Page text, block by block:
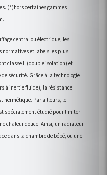
(*)hors certaines gammes
central ou électrique, les
normatives et labels les plus
classe II (double isolation) et
sécurité. Grâce à la technologie
à inertie fluide), la résistance
hermétique. Par ailleurs, le
spécialement étudié pour limiter
chaleur douce. Ainsi, un radiateur
dans la chambre de bébé, ou une